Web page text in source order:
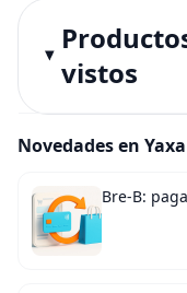
vistos
Novedades en Yaxa
Bre-B: